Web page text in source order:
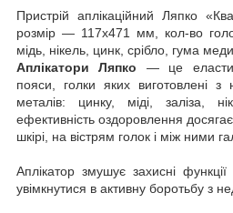
Пристрій аплікаційний Ляпко
розмір — 117х471 мм, кол-во
мідь, нікель, цинк, срібло, гума
Аплікатори Ляпко — це
пояси, голки яких виготовлені з
металів: цинку, міді, заліза,
ефективність оздоровлення
шкірі, на вістрям голок і між ними
Аплікатор змушує захисні
увімкнутися в активну боротьбу з